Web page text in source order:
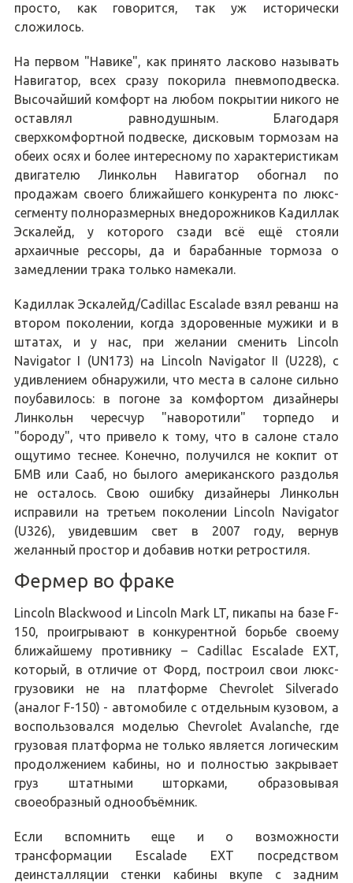
просто, как говорится, так уж исторически
сложилось.
На первом "Навике", как принято ласково называть
Навигатор, всех сразу покорила пневмоподвеска.
Высочайший комфорт на любом покрытии никого не
оставлял равнодушным. Благодаря
сверхкомфортной подвеске, дисковым тормозам на
обеих осях и более интересному по характеристикам
двигателю Линкольн Навигатор обогнал по
продажам своего ближайшего конкурента по люкс-
сегменту полноразмерных внедорожников Кадиллак
Эскалейд, у которого сзади всё ещё стояли
архаичные рессоры, да и барабанные тормоза о
замедлении трака только намекали.
Кадиллак Эскалейд/Cadillac Escalade взял реванш на
втором поколении, когда здоровенные мужики и в
штатах, и у нас, при желании сменить Lincoln
Navigator I (UN173) на Lincoln Navigator II (U228), с
удивлением обнаружили, что места в салоне сильно
поубавилось: в погоне за комфортом дизайнеры
Линкольн чересчур "наворотили" торпедо и
"бороду", что привело к тому, что в салоне стало
ощутимо теснее. Конечно, получился не кокпит от
БМВ или Сааб, но былого американского раздолья
не осталось. Свою ошибку дизайнеры Линкольн
исправили на третьем поколении Lincoln Navigator
(U326), увидевшим свет в 2007 году, вернув
желанный простор и добавив нотки ретростиля.
Фермер во фраке
Lincoln Blackwood и Lincoln Mark LT, пикапы на базе F-
150, проигрывают в конкурентной борьбе своему
ближайшему противнику – Cadillac Escalade EXT,
который, в отличие от Форд, построил свои люкс-
грузовики не на платформе Chevrolet Silverado
(аналог F-150) - автомобиле с отдельным кузовом, а
воспользовался моделью Chevrolet Avalanche, где
грузовая платформа не только является логическим
продолжением кабины, но и полностью закрывает
груз штатными шторками, образовывая
своеобразный однообъёмник.
Если вспомнить еще и о возможности
трансформации Escalade EXT посредством
деинсталляции стенки кабины вкупе с задним